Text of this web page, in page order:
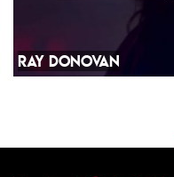
RAY DONOVAN